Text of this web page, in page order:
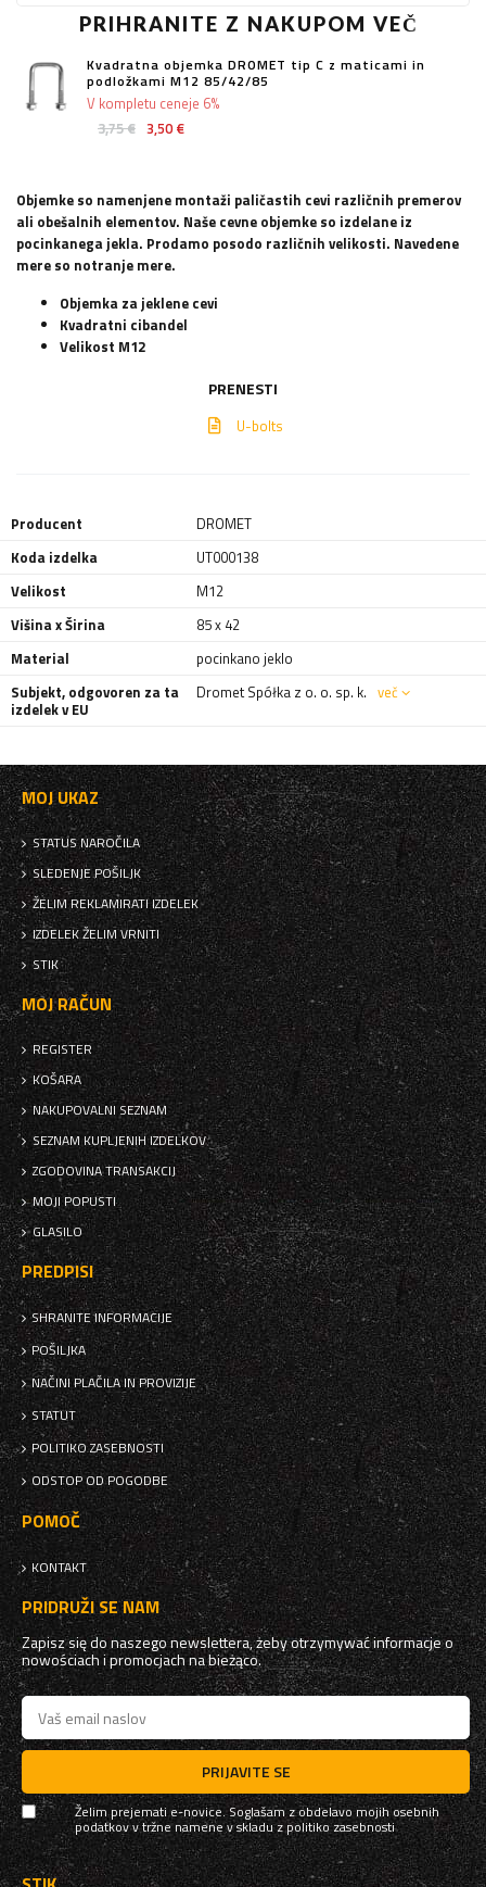
PRIHRANITE Z NAKUPOM VEČ
Kvadratna objemka DROMET tip C z maticami in
podložkami M12 85/42/85
3,75 € 3,50 €
V kompletu ceneje 6%
Objemke so namenjene montaži paličastih cevi različnih premerov
ali obešalnih elementov. Naše cevne objemke so izdelane iz
pocinkanega jekla. Prodamo posodo različnih velikosti. Navedene
mere so notranje mere.
Objemka za jeklene cevi
Kvadratni cibandel
Velikost M12
PRENESTI
U-bolts
Producent
DROMET
Koda izdelka
UT000138
Velikost
M12
Višina x Širina
85 x 42
Material
pocinkano jeklo
Subjekt, odgovoren za ta
izdelek v EU
Dromet Spółka z o. o. sp. k. več
MOJ UKAZ
STATUS NAROČILA
SLEDENJE POŠILJK
ŽELIM REKLAMIRATI IZDELEK
IZDELEK ŽELIM VRNITI
STIK
MOJ RAČUN
REGISTER
KOŠARA
NAKUPOVALNI SEZNAM
SEZNAM KUPLJENIH IZDELKOV
ZGODOVINA TRANSAKCIJ
MOJI POPUSTI
GLASILO
PREDPISI
SHRANITE INFORMACIJE
POŠILJKA
NAČINI PLAČILA IN PROVIZIJE
STATUT
POLITIKO ZASEBNOSTI
ODSTOP OD POGODBE
POMOČ
KONTAKT
PRIDRUŽI SE NAM
Zapisz się do naszego newslettera, żeby otrzymywać informacje o
nowościach i promocjach na bieżąco.
PRIJAVITE SE
Želim prejemati e-novice. Soglašam z obdelavo mojih osebnih
podatkov v tržne namene v skladu zpolitiko zasebnosti